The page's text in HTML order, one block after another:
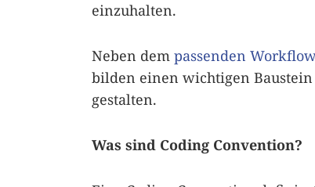
einzuhalten.
Neben dem passenden
bilden einen wichtigen
gestalten.
Was sind Coding Convention?